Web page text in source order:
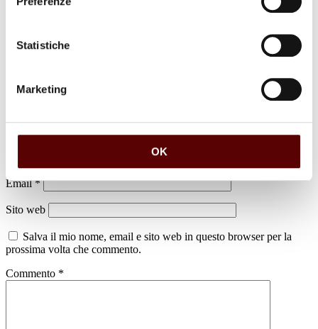
Statistiche
Marketing
OK
Lascia un commento
Il tuo indirizzo email non sarà pubblicato. I campi obbligatori sono
contrassegnati*
Email*
Sito web
Salva il mio nome, email e sito web in questo browser per la
prossima volta che commento.
Commento *